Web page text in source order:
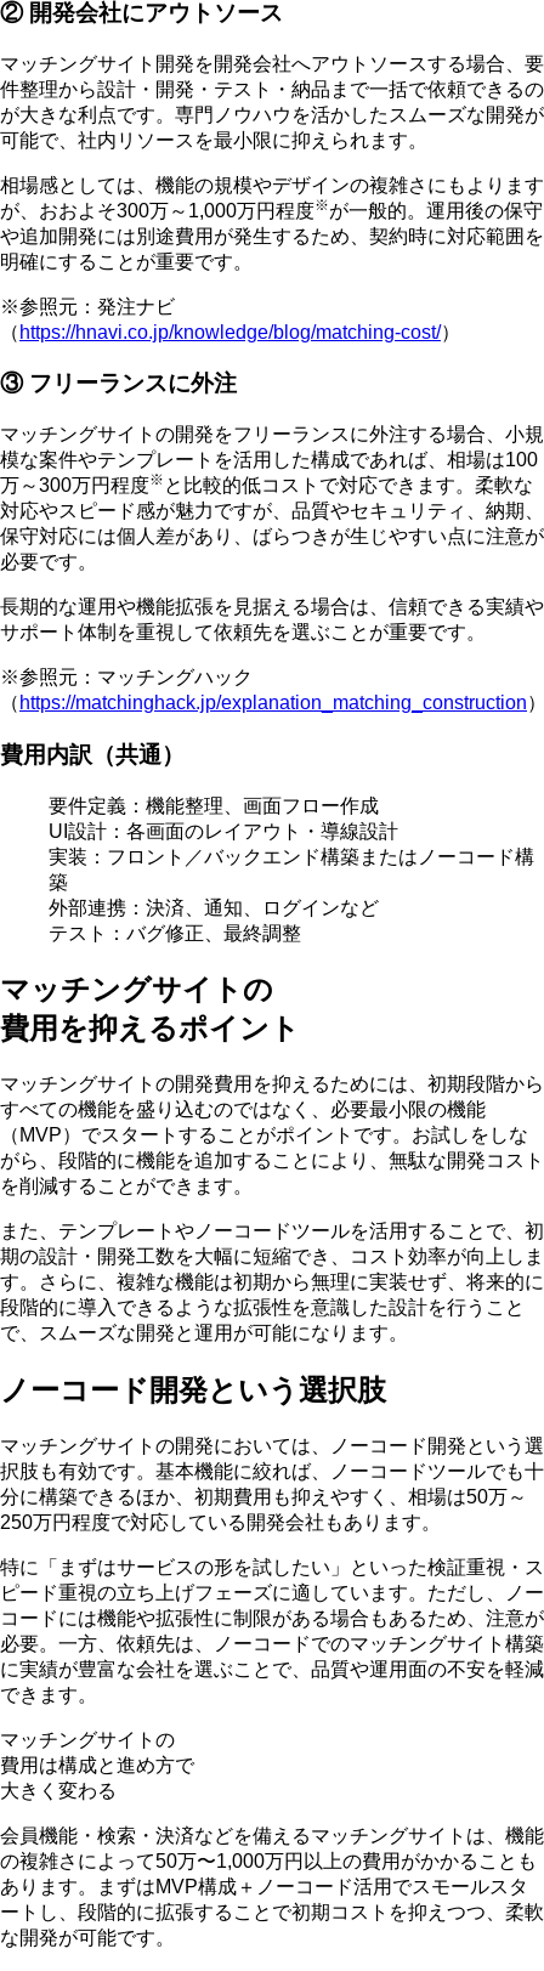
② 開発会社にアウトソース
マッチングサイト開発を開発会社へアウトソースする場合、 要
件整理から設計・開発・テスト・納品まで一括で依頼できるの
が大きな利点です。専門ノウハウを活かしたスムーズな開発が
可能で、社内リソースを最小限に抑えられます。
相場感としては、機能の規模やデザインの複雑さにもよります
が、おおよそ300万～1,000万円程度※が一般的。運用後の保守
や追加開発には別途費用が発生するため、契約時に対応範囲を
明確にすることが重要です。
※参照元：発注ナビ
（ https://hnavi.co.jp/knowledge/blog/matching-cost/）
③ フリーランスに外注
マッチングサイトの開発をフリーランスに外注する場合、小規
模な案件やテンプレートを活用した構成であれば、相場は100
万～300万円程度※ と比較的低コストで対応できます。柔軟な
対応やスピード感が魅力ですが、品質やセキュリティ、納期、
保守対応には個人差があり、ばらつきが生じやすい点に注意が
必要です。
長期的な運用や機能拡張を見据える場合は、 信頼できる実績や
サポート体制 を重視して依頼先を選ぶことが重要です。
※参照元：マッチングハック
（ https://matchinghack.jp/explanation_matching_construction
費用内訳（共通）
要件定義：機能整理、画面フロー作成
UI設計：各画面のレイアウト・導線設計
実装：フロント／バックエンド構築またはノーコード構
築
外部連携：決済、通知、ログインなど
テスト：バグ修正、最終調整
マッチングサイトの
費用を抑えるポイント
マッチングサイトの開発費用を抑えるためには、初期段階から
すべての機能を盛り込むのではなく、 必要最小限の機能
（MVP）でスタート することがポイントです。お試しをしな
がら、段階的に機能を追加することにより、無駄な開発コスト
を削減することができます。
また、 テンプレートやノーコードツールを活用することで、初
期の設計・開発工数を大幅に短縮でき、コスト効率が向上しま
す。さらに、複雑な機能は初期から無理に実装せず、将来的に
段階的に導入できるような拡張性を意識した設計を行うこと
で、スムーズな開発と運用が可能になります。
ノーコード開発という選択肢
マッチングサイトの開発においては、ノーコード開発という選
択肢も有効です。基本機能に絞れば、ノーコードツールでも十
分に構築できるほか、初期費用も抑えやすく、相場は50万～
250万円程度で対応している開発会社もあります。
特に「まずはサービスの形を試したい」といった検証重視・ス
ピード重視の立ち上げフェーズに適しています。ただし、ノー
コードには機能や拡張性に制限がある場合もあるため、注意が
必要。一方、依頼先は、
ノーコードでのマッチングサイト構築
に実績が豊富な会社を選ぶことで、品質や運用面の不安を軽減
できます。
マッチングサイトの
費用は構成と進め方で
大きく変わる
会員機能・検索・決済などを備えるマッチングサイトは、 機能
の複雑さによって50万〜1,000万円以上の費用がかかることも
あります。まずはMVP構成＋ノーコード活用 でスモールスタ
ートし、段階的に拡張することで初期コストを抑えつつ、柔軟
な開発が可能です。